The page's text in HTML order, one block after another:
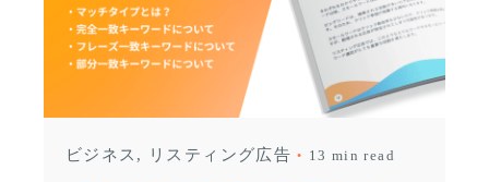
ビジネス リスティング広告 13 min read